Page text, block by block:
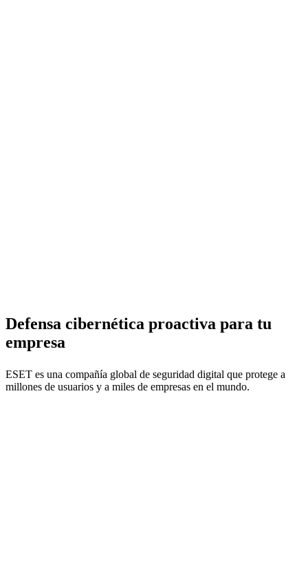
Defensa cibernética proactiva para tu
empresa
ESET es una compañía global de seguridad digital que protege a
millones de usuarios y a miles de empresas en el mundo.